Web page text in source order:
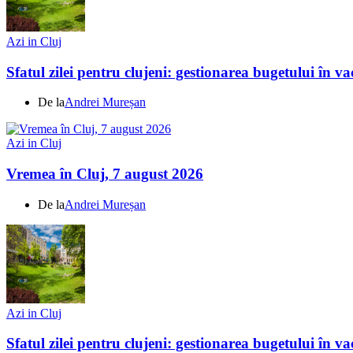
Azi in Cluj
Sfatul zilei pentru clujeni: gestionarea bugetului în
De laAndrei Mureșan
Azi in Cluj
Vremea în Cluj, 7 august 2026
De laAndrei Mureșan
Azi in Cluj
Sfatul zilei pentru clujeni: gestionarea bugetului în